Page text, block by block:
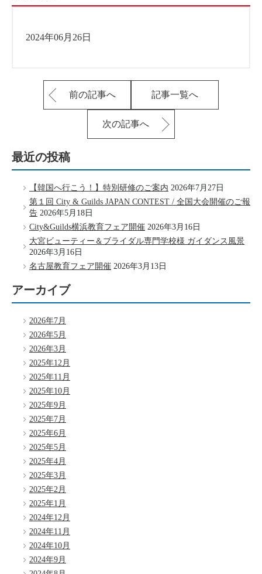
2024年06月26日
前の記事へ 記事一覧へ
次の記事へ
最近の投稿
【韓国へ行こう！】特別研修のご案内 2026年7月27日
第１回 City & Guilds JAPAN CONTEST / 全国大会開催のご報
告 2026年5月18日
City&Guilds横浜教育フェア開催 2026年3月16日
大宮ビューティー＆ブライダル専門学校様 ガイダンス風景
2026年3月16日
名古屋教育フェア開催 2026年3月13日
アーカイブ
2026年7月
2026年5月
2026年3月
2025年12月
2025年11月
2025年10月
2025年9月
2025年7月
2025年6月
2025年5月
2025年4月
2025年3月
2025年2月
2025年1月
2024年12月
2024年11月
2024年10月
2024年9月